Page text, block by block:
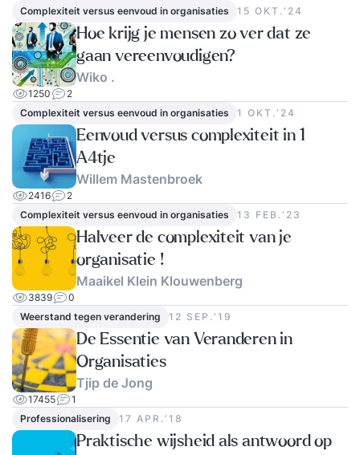
Complexiteit versus eenvoud in organisaties 15 OKT.‘24
Hoe krijg je mensen zo ver dat ze
gaan vereenvoudigen?
Wiko .
1250
2
Complexiteit versus eenvoud in organisaties
1 OKT.‘24
Eenvoud versus complexiteit in 1
A4tje
Willem Mastenbroek
2416
2
Complexiteit versus eenvoud in organisaties
13 FEB.‘23
Halveer de complexiteit van je
organisatie !
Maaikel Klein Klouwenberg
3839
0
Weerstand tegen verandering
12 SEP.‘19
De Essentie van Veranderen in
Organisaties
Tjip de Jong
17455
1
Professionalisering
17 APR.‘18
Praktische wijsheid als antwoord op